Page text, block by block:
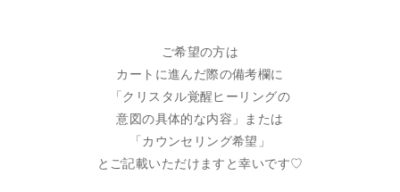
ご希望の方は
カートに進んだ際の備考欄に
「クリスタル覚醒ヒーリングの
意図の具体的な内容」または
「カウンセリング希望」
とご記載いただけますと幸いです♡